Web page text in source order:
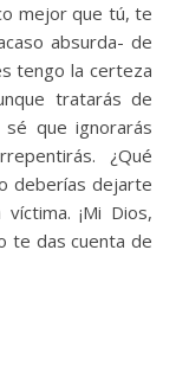
absurda- de
tengo la certeza
tratarás de
que ignorarás
¿Qué
deberías dejarte
¡Mi Dios,
te das cuenta de